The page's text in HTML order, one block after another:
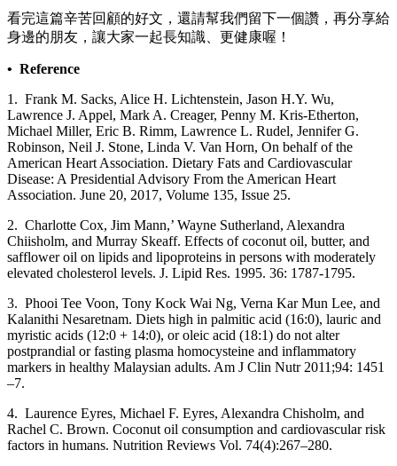
看完這篇辛苦回顧的好文，還請幫我們留下一個讚，再分享給
身邊的朋友，讓大家一起長知識、更健康喔！
• Reference
1. Frank M. Sacks, Alice H. Lichtenstein, Jason H.Y. Wu,
Lawrence J. Appel, Mark A. Creager, Penny M. Kris-Etherton,
Michael Miller, Eric B. Rimm, Lawrence L. Rudel, Jennifer G.
Robinson, Neil J. Stone, Linda V. Van Horn, On behalf of the
American Heart Association. Dietary Fats and Cardiovascular
Disease: A Presidential Advisory From the American Heart
Association. June 20, 2017, Volume 135, Issue 25.
2. Charlotte Cox, Jim Mann,’ Wayne Sutherland, Alexandra
Chiisholm, and Murray Skeaff. Effects of coconut oil, butter, and
safflower oil on lipids and lipoproteins in persons with moderately
elevated cholesterol levels. J. Lipid Res. 1995. 36: 1787-1795.
3. Phooi Tee Voon, Tony Kock Wai Ng, Verna Kar Mun Lee, and
Kalanithi Nesaretnam. Diets high in palmitic acid (16:0), lauric and
myristic acids (12:0 + 14:0), or oleic acid (18:1) do not alter
postprandial or fasting plasma homocysteine and inflammatory
markers in healthy Malaysian adults. Am J Clin Nutr 2011;94: 1451
–7.
4. Laurence Eyres, Michael F. Eyres, Alexandra Chisholm, and
Rachel C. Brown. Coconut oil consumption and cardiovascular risk
factors in humans. Nutrition Reviews Vol. 74(4):267–280.